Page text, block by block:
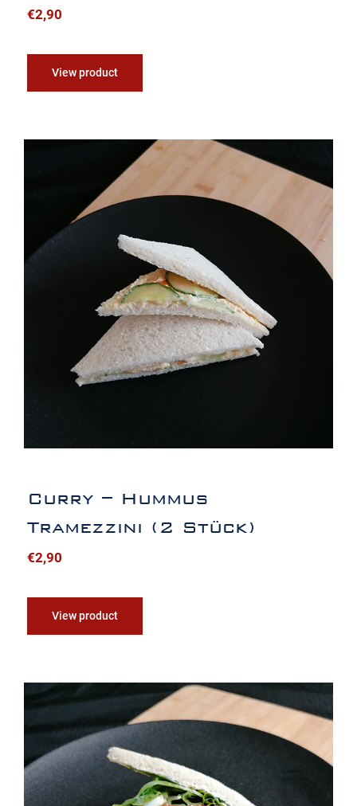
€2,90
View product
Curry – Hummus Tramezzini (2 Stück)
Curry – Hummus
Tramezzini (2 Stück)
€2,90
View product